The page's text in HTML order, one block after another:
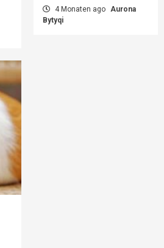
4 Monaten ago Aurona
Bytyqi